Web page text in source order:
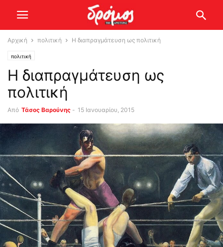
Αρχική πολιτική Η διαπραγμάτευση ως πολιτική
πολιτική
Η διαπραγμάτευση ως
πολιτική
Από Τάσος Βαρούνης - 15 Ιανουαρίου, 2015